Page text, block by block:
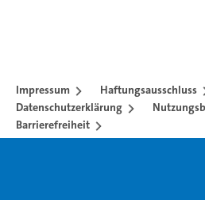
Impressum
Haftungsausschluss
Datenschutzerklärung
Barrierefreiheit